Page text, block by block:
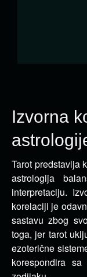
Izvorna
Tarot predstavlja
astrologija
interpretaciju.
korelaciji je
sastavu zbog
toga, jer tarot
ezoterične
korespondira